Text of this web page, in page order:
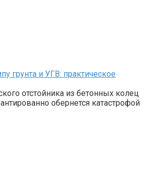
грунта и УГВ: практическое
отстойника из бетонных колец
обернется катастрофой